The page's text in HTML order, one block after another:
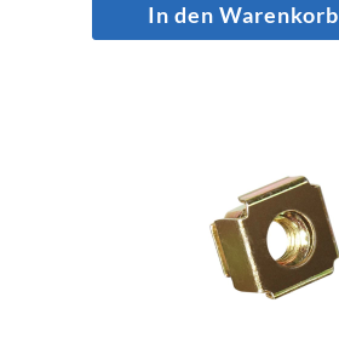
In den Warenkorb